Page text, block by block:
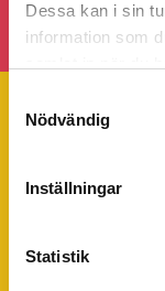
Dessa kan i sin
information som
Nödvändig
Inställningar
Statistik
55Plus
eller funderingar